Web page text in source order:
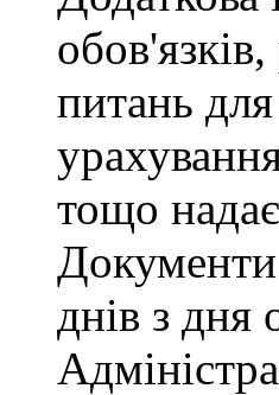
питань для
тощо
днів з дня